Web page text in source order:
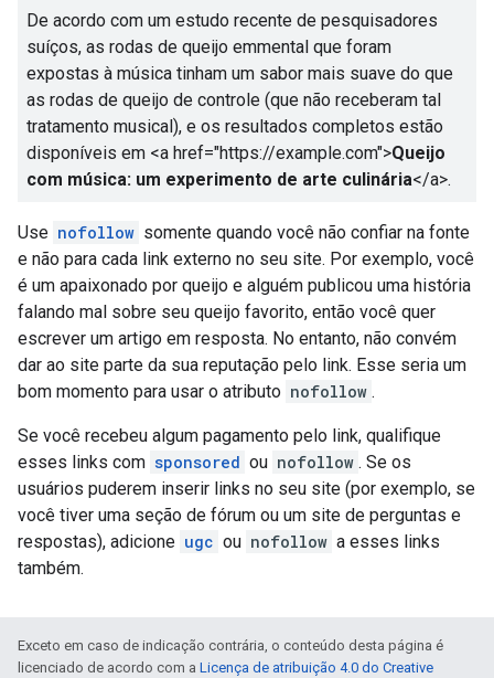
De acordo com um estudo recente de pesquisadores
suíços, as rodas de queijo emmental que foram
expostas à música tinham um sabor mais suave do que
as rodas de queijo de controle (que não receberam tal
tratamento musical), e os resultados completos estão
disponíveis em <a href="https://example.com">Queijo
com música: um experimento de arte culinária</a>.
Use nofollow somente quando você não confiar na fonte
e não para cada link externo no seu site. Por exemplo, você
é um apaixonado por queijo e alguém publicou uma história
falando mal sobre seu queijo favorito, então você quer
escrever um artigo em resposta. No entanto, não convém
dar ao site parte da sua reputação pelo link. Esse seria um
bom momento para usar o atributo nofollow .
Se você recebeu algum pagamento pelo link, qualifique
esses links com sponsored ou nofollow . Se os
usuários puderem inserir links no seu site (por exemplo, se
você tiver uma seção de fórum ou um site de perguntas e
respostas), adicione ugc ou nofollow a esses links
também.
Exceto em caso de indicação contrária, o conteúdo desta página é
licenciado de acordo com a Licença de atribuição 4.0 do Creative